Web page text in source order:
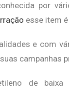
por
esse item
e com
campanhas
de